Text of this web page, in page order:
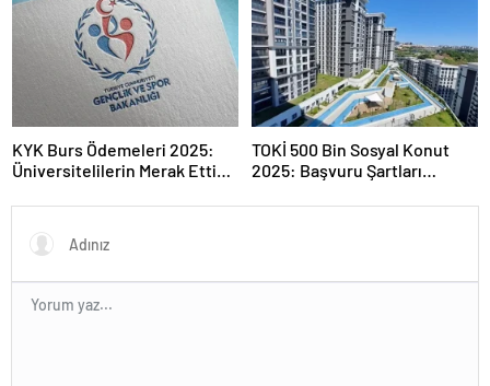
KYK Burs Ödemeleri 2025:
Üniversitelilerin Merak Ettiği
TOKİ 500 Bin Sosyal Konut
2025: Başvuru Şartları